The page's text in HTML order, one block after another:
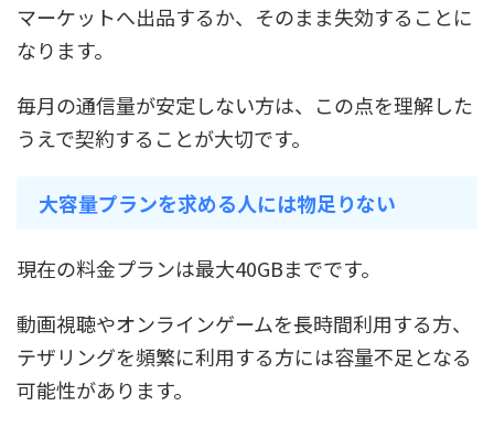
マーケットへ出品するか、そのまま失効することに
なります。
毎月の通信量が安定しない方は、この点を理解した
うえで契約することが大切です。
大容量プランを求める人には物足りない
現在の料金プランは最大40GBまでです。
動画視聴やオンラインゲームを長時間利用する方、
テザリングを頻繁に利用する方には容量不足となる
可能性があります。